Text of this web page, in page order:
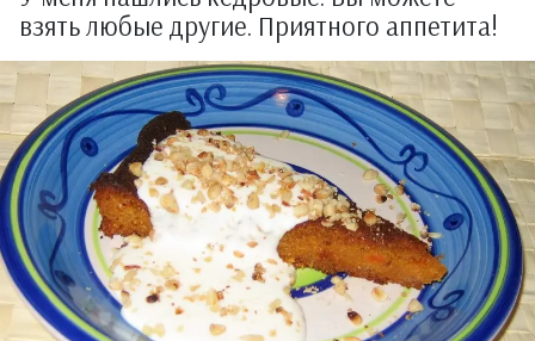
взять любые другие. Приятного аппетита!